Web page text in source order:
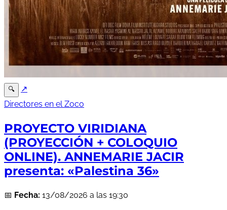
🔍
↗
Directores en el Zoco
PROYECTO VIRIDIANA
(PROYECCIÓN + COLOQUIO
ONLINE). ANNEMARIE JACIR
presenta: «Palestina 36»
📅 Fecha: 13/08/2026 a las 19:30